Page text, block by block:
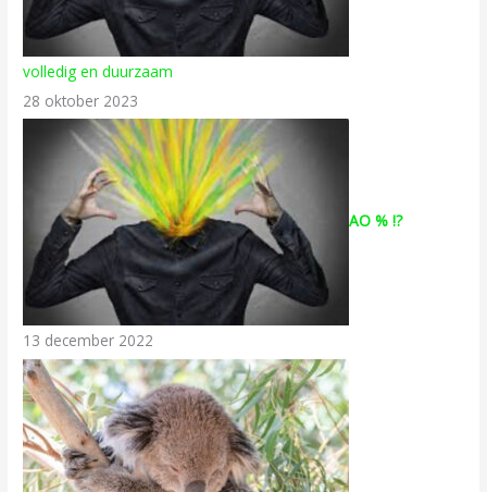
volledig en duurzaam
28 oktober 2023
AO % !?
13 december 2022